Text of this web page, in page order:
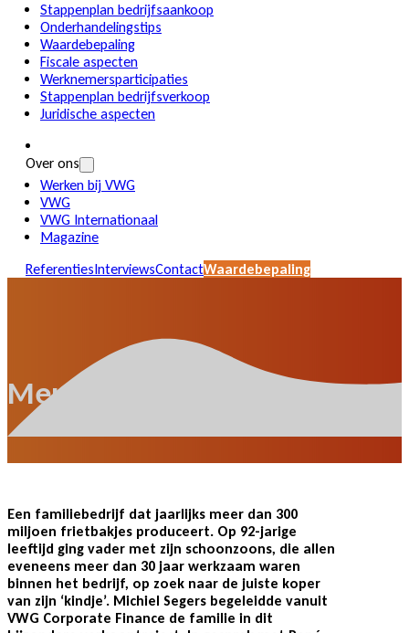
Stappenplan bedrijfsaankoop
Onderhandelingstips
Waardebepaling
Fiscale aspecten
Werknemersparticipaties
Stappenplan bedrijfsverkoop
Juridische aspecten
Over ons
Werken bij VWG
VWG
VWG Internationaal
Magazine
ReferentiesInterviewsContactWaardebepaling
Meulendijks Packaging
Een familiebedrijf dat jaarlijks meer dan 300
miljoen frietbakjes produceert. Op 92-jarige
leeftijd ging vader met zijn schoonzoons, die allen
eveneens meer dan 30 jaar werkzaam waren
binnen het bedrijf, op zoek naar de juiste koper
van zijn ‘kindje’. Michiel Segers begeleidde vanuit
VWG Corporate Finance de familie in dit